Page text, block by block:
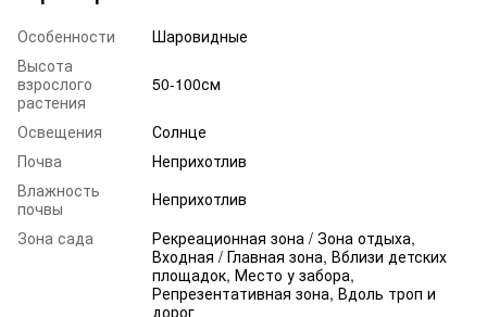
Особенности
Шаровидные
Высота
взрослого
растения
50-100см
Освещения
Солнце
Почва
Неприхотлив
Влажность
почвы
Неприхотлив
Зона сада
Рекреационная зона / Зона отдыха,
Входная / Главная зона, Вблизи детских
площадок, Место у забора,
Репрезентативная зона, Вдоль троп и
дорог